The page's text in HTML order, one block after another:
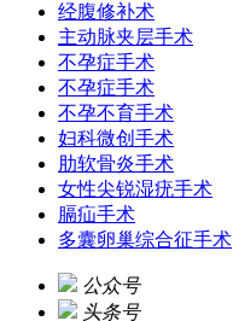
经腹修补术
主动脉夹层手术
不孕症手术
不孕症手术
不孕不育手术
妇科微创手术
肋软骨炎手术
女性尖锐湿疣手术
膈疝手术
多囊卵巢综合征手术
公众号
头条号